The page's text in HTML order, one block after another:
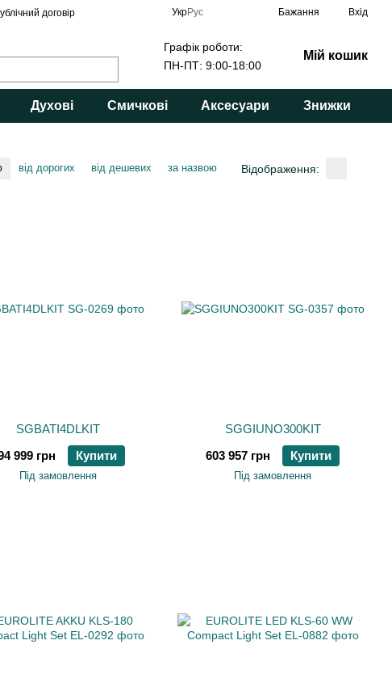
договір УкрРус Бажання Вхід
Графік роботи:
ПН-ПТ: 9:00-18:00
Мій кошик
Духові Смичкові Аксесуари Знижки
від дорогих від дешевих за назвою Відображення:
SGBATI4DLKIT
999 грн
Купити
Під замовлення
SGGIUNO300KIT
603 957 грн
Купити
Під замовлення